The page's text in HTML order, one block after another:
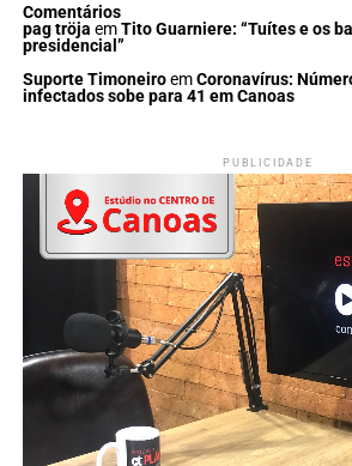
Comentários
pag tröja emTito Guarniere: “Tuítes e os
presidencial”
Suporte TimoneiroemCoronavírus:
infectados sobe para 41 em Canoas
PUBLICIDADE